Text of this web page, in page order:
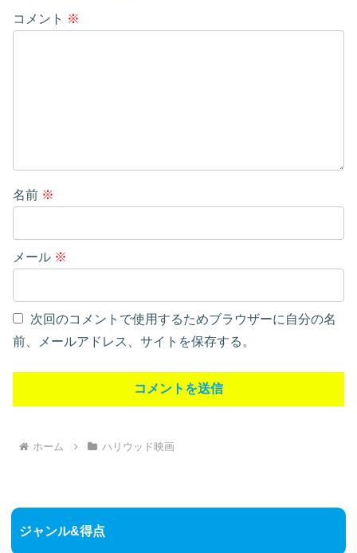
コメント ※
名前 ※
メール ※
次回のコメントで使用するためブラウザーに自分の名
前、メールアドレス、サイトを保存する。
ホーム ハリウッド映画
ジャンル&得点